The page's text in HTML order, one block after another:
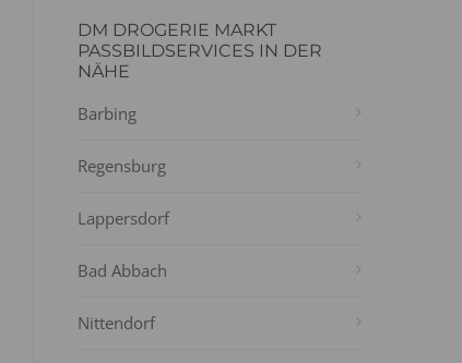
DM DROGERIE MARKT
PASSBILDSERVICES IN DER
NÄHE
Barbing
Regensburg
Lappersdorf
Bad Abbach
Nittendorf